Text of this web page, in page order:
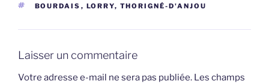
ÉTIQUETTES
BOURDAIS , LORRY, THORIGNÉ-D'ANJOU
Laisser un commentaire
Votre adresse e-mail ne sera pas publiée. Les champs